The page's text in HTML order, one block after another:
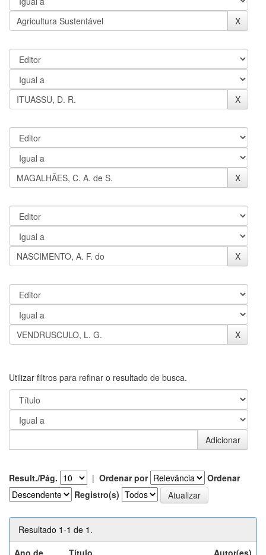
Utilizar filtros para refinar o resultado de busca.
Result./Pág. | Ordenar por
Ordenar
Registro(s)
Resultado 1-1 de 1.
Ano de
Título Autor(es)